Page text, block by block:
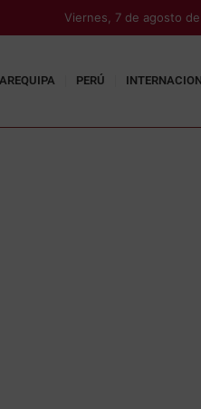
Viernes, 7 de agosto
AREQUIPA PERÚ